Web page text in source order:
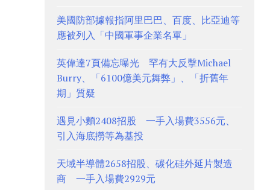
美國防部據報指阿里巴巴、百度、比亞迪等
應被列入「中國軍事企業名單」
英偉達7頁備忘曝光 罕有大反擊Michael
Burry、「6100億美元舞弊」、「折舊年
期」質疑
遇見小麵2408招股 一手入場費3556元、
引入海底撈等為基投
天域半導體2658招股、碳化硅外延片製造
商 一手入場費2929元